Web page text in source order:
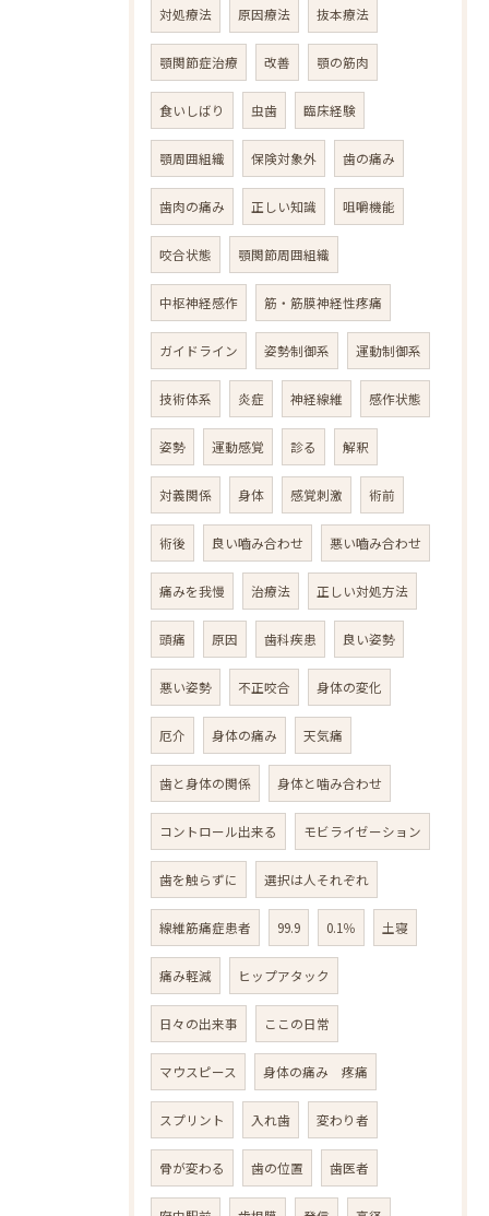
対処療法 原因療法 抜本療法
顎関節症治療 改善 顎の筋肉
食いしばり 虫歯 臨床経験
顎周囲組織 保険対象外 歯の痛み
歯肉の痛み 正しい知識 咀嚼機能
咬合状態 顎関節周囲組織
中枢神経感作 筋・筋膜神経性疼痛
ガイドライン 姿勢制御系 運動制御系
技術体系 炎症 神経線維 感作状態
姿勢 運動感覚 診る 解釈
対義関係 身体 感覚刺激 術前
術後 良い嚙み合わせ 悪い嚙み合わせ
痛みを我慢 治療法 正しい対処方法
頭痛 原因 歯科疾患 良い姿勢
悪い姿勢 不正咬合 身体の変化
厄介 身体の痛み 天気痛
歯と身体の関係 身体と噛み合わせ
コントロール出来る モビライゼーション
歯を触らずに 選択は人それぞれ
線維筋痛症患者 99.9 0.1％ 土寝
痛み軽減 ヒップアタック
日々の出来事 ここの日常
マウスピース 身体の痛み 疼痛
スプリント 入れ歯 変わり者
骨が変わる 歯の位置 歯医者